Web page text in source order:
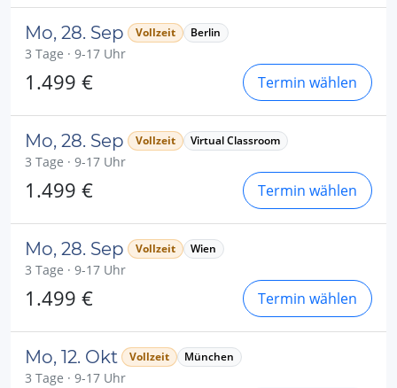
Mo, 28. Sep Vollzeit Berlin
3 Tage · 9-17 Uhr
1.499 € Termin wählen
Mo, 28. Sep Vollzeit Virtual Classroom
3 Tage · 9-17 Uhr
1.499 € Termin wählen
Mo, 28. Sep Vollzeit Wien
3 Tage · 9-17 Uhr
1.499 € Termin wählen
Mo, 12. Okt Vollzeit München
3 Tage · 9-17 Uhr